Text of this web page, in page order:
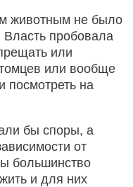
животным не было
пробовала
или
или вообще
посмотреть на
бы споры, а
от
большинство
и для них